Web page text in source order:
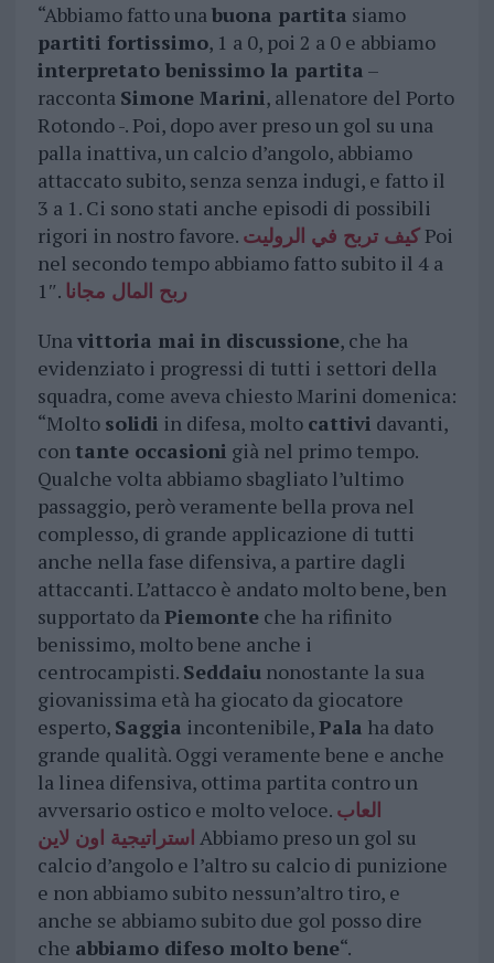
“Abbiamo fatto unabuona partita siamo
partiti fortissimo, 1 a 0, poi 2 a 0 e abbiamo
interpretato benissimo la partita –
racconta Simone Marini, allenatore del Porto
Rotondo -. Poi, dopo aver preso un gol su una
palla inattiva, un calcio d’angolo, abbiamo
attaccato subito, senza senza indugi, e fatto il
3 a 1. Ci sono stati anche episodi di possibili
rigori in nostro favore. كيف تربح في الروليتPoi
nel secondo tempo abbiamo fatto subito il 4 a
1″. ربح المال مجانا
Unavittoria mai in discussione, che ha
evidenziato i progressi di tutti i settori della
squadra, come aveva chiesto Marini domenica:
“Molto solidi in difesa, molto cattivi davanti,
con tante occasioni già nel primo tempo.
Qualche volta abbiamo sbagliato l’ultimo
passaggio, però veramente bella prova nel
complesso, di grande applicazione di tutti
anche nella fase difensiva, a partire dagli
attaccanti. L’attacco è andato molto bene, ben
supportato daPiemonteche ha rifinito
benissimo, molto bene anche i
centrocampisti. Seddaiunonostante la sua
giovanissima età ha giocato da giocatore
esperto, Saggia incontenibile,Pala ha dato
grande qualità. Oggi veramente bene e anche
la linea difensiva, ottima partita contro un
avversario ostico e molto veloce. العاب
استراتيجية اون لاين Abbiamo preso un gol su
calcio d’angolo e l’altro su calcio di punizione
e non abbiamo subito nessun’altro tiro, e
anche se abbiamo subito due gol posso dire
che abbiamo difeso molto bene“.